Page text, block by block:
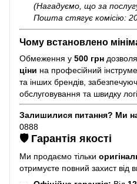
(Нагадуємо, що за
Пошта стягує комісію: 20
Чому встановлено
Обмеження у 500 грн
ціни на професійний
та інших брендів,
обслуговування та швидку
Залишилися питання? Ми
0888
🛡️ Гарантія якості
Ми продаємо тільки
отримуєте повний захист від